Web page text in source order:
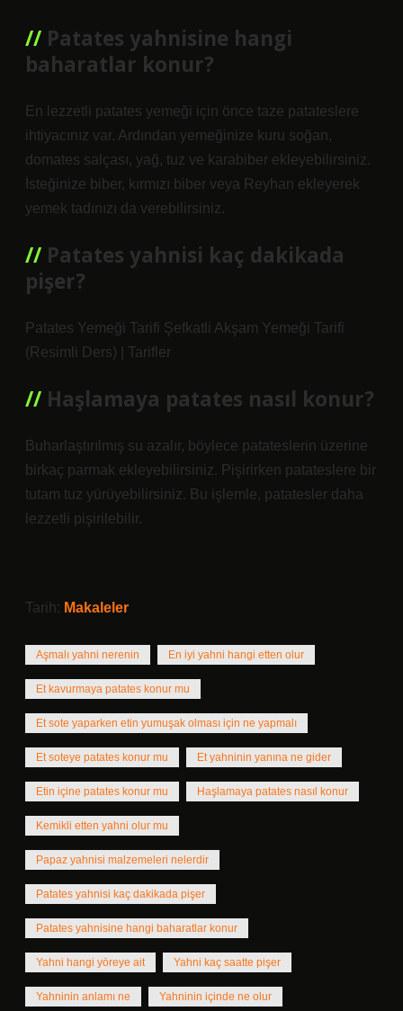
Patates yahnisine hangi
baharatlar konur?
En lezzetli patates yemeği için önce taze patateslere
ihtiyacınız var. Ardından yemeğinize kuru soğan,
domates salçası, yağ, tuz ve karabiber ekleyebilirsiniz.
İsteğinize biber, kırmızı biber veya Reyhan ekleyerek
yemek tadınızı da verebilirsiniz.
Patates yahnisi kaç dakikada
pişer?
Patates Yemeği Tarifi Şefkatli Akşam Yemeği Tarifi
(Resimli Ders) | Tarifler
Haşlamaya patates nasıl konur?
Buharlaştırılmış su azalır, böylece patateslerin üzerine
birkaç parmak ekleyebilirsiniz. Pişirirken patateslere bir
tutam tuz yürüyebilirsiniz. Bu işlemle, patatesler daha
lezzetli pişirilebilir.
Tarih: Makaleler
Aşmalı yahni nerenin En iyi yahni hangi etten olur
Et kavurmaya patates konur mu
Et sote yaparken etin yumuşak olması için ne yapmalı
Et soteye patates konur mu Et yahninin yanına ne gider
Etin içine patates konur mu Haşlamaya patates nasıl konur
Kemikli etten yahni olur mu
Papaz yahnisi malzemeleri nelerdir
Patates yahnisi kaç dakikada pişer
Patates yahnisine hangi baharatlar konur
Yahni hangi yöreye ait Yahni kaç saatte pişer
Yahninin anlamı ne Yahninin içinde ne olur